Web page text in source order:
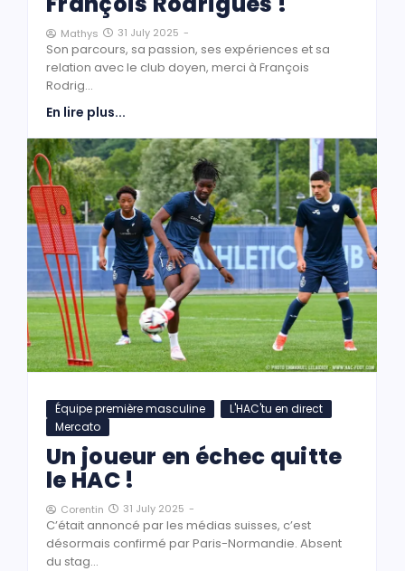
Mathys 31 July 2025 -
Son parcours, sa passion, ses expériences et sa
relation avec le club doyen, merci à François
Rodrig...
En lire plus...
Équipe première masculine
L'HAC'tu en direct
Mercato
Un joueur en échec quitte
le HAC !
Corentin 31 July 2025 -
C’était annoncé par les médias suisses, c’est
désormais confirmé par Paris-Normandie. Absent
du stag...